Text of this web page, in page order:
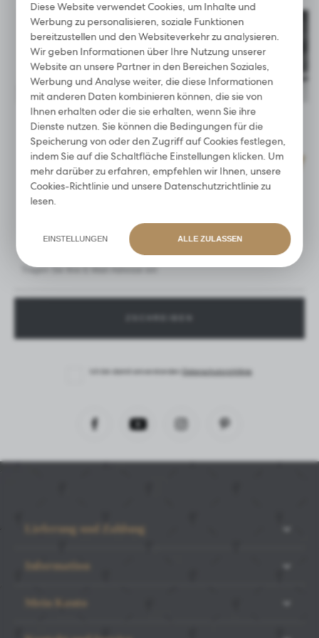
BROW LAMINATION WIMPERNKLEBER
JETZT ZUM NEWSLETTER ANMELDEN
Erhalte
erste Bestellung!
Ich bin damit einverstanden Datenschutzrichtlinie
Lieferung und Zahlung
Information
Mein Konto
Diese Website verwendet Cookies, um Inhalte und
Werbung zu personalisieren, soziale Funktionen
bereitzustellen und den Websiteverkehr zu analysieren.
Wir geben Informationen über Ihre Nutzung unserer
Website an unsere Partner in den Bereichen Soziales,
Werbung und Analyse weiter, die diese Informationen
mit anderen Daten kombinieren können, die sie von
Ihnen erhalten oder die sie erhalten, wenn Sie ihre
Dienste nutzen. Sie können die Bedingungen für die
Speicherung von oder den Zugriff auf Cookies festlegen,
indem Sie auf die Schaltfläche Einstellungen klicken. Um
mehr darüber zu erfahren, empfehlen wir Ihnen, unsere
Cookies-Richtlinie und unsere Datenschutzrichtliniezu
lesen.
EINSTELLUNGEN ALLE ZULASSEN
Anpassung an Ihre Bedürfnisse.
Analytische Cookies ermöglichen es uns, Informationen
über die Nutzung der Website sowie darüber zu erhalten,
wo und wie oft unsere Websites besucht werden. Anhand
dieser Daten können wir unsere Websites im Hinblick auf
ihre Beliebtheit bei den Nutzern bewerten. Die
gesammelten Informationen werden in anonymisierter
Form verarbeitet. Ihre Zustimmung zu analytischen Cookies
garantiert die Verfügbarkeit aller Funktionalitäten.
Werbung
Werbe-Cookies ermöglichen es uns, Ihnen die
Websites unserer Partner zu präsentieren.
Werbe-Cookies werden verwendet, um Ihnen unsere
Mitteilungen auf der Grundlage einer Analyse Ihres
Geschmacks und Ihrer Surfgewohnheiten zu präsentieren.
Werbeinhalte können auf den Websites von Dritten oder